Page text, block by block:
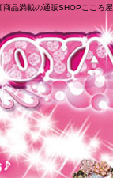
品満載の通販SHOPこころ屋